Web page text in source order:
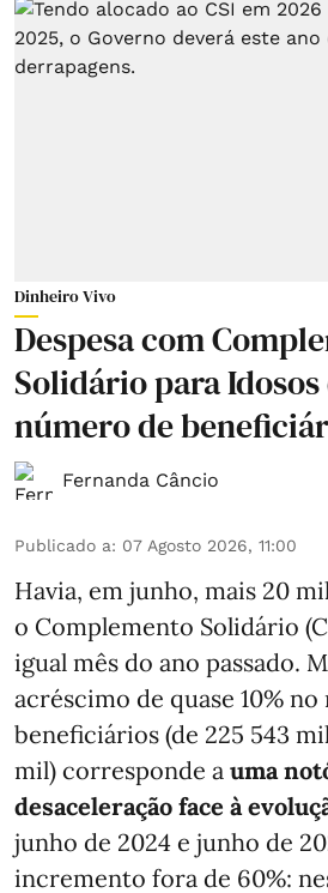
Dinheiro Vivo
Despesa com
Solidário para Idosos
número de
Fernanda Câncio
Publicado a: 07 Agosto 2026, 11:00
Havia, em junho, mais 20
o Complemento Solidário
igual mês do ano passado.
acréscimo de quase 10%
beneficiários (de 225 543
mil) corresponde a uma
desaceleração face à
junho de 2024 e junho de
incremento fora de 60%: